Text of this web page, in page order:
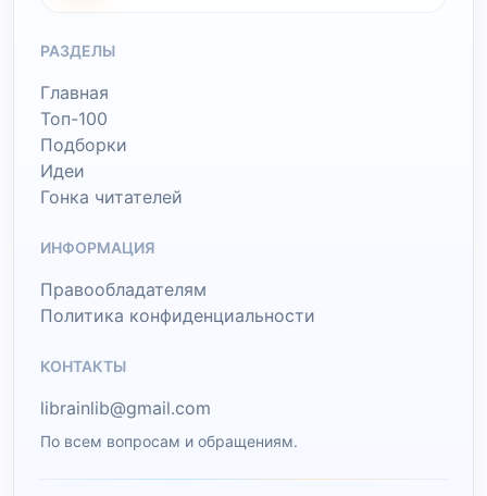
РАЗДЕЛЫ
Главная
Топ-100
Подборки
Идеи
Гонка читателей
ИНФОРМАЦИЯ
Правообладателям
Политика конфиденциальности
КОНТАКТЫ
librainlib@gmail.com
По всем вопросам и обращениям.